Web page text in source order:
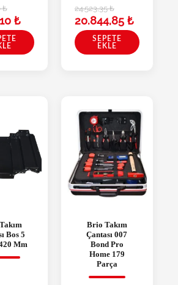
₺
₺
24.523,35₺
20.844,85 ₺
SEPETE
EKLE
Bos 5
Mm
Brio Takım
Çantası 007
Bond Pro
Home 179
Parça